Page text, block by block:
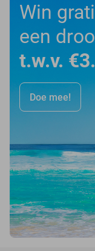
Win
een
t.w.v.
Doe mee!